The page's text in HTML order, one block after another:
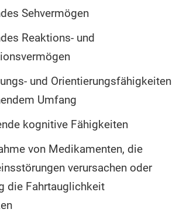
Sehvermögen
Reaktions- und
und Orientierungsfähigkeiten
Umfang
kognitive Fähigkeiten
von Medikamenten, die
verursachen oder
die Fahrtauglichkeit